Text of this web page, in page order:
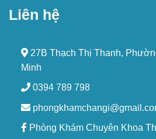
Liên hệ
27B Thạch Thị Thanh,
Minh
0394 789 798
Phòng Khám Chuyên Khoa